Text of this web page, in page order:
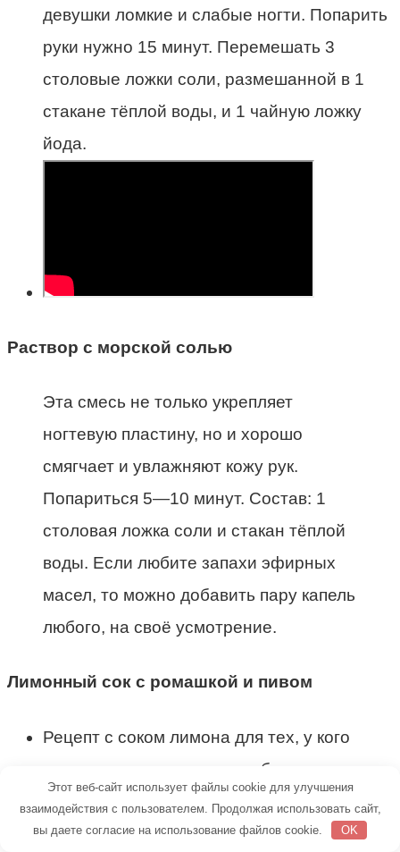
девушки ломкие и слабые ногти. Попарить
руки нужно 15 минут. Перемешать 3
столовые ложки соли, размешанной в 1
стакане тёплой воды, и 1 чайную ложку
йода.
Раствор с морской солью
Эта смесь не только укрепляет
ногтевую пластину, но и хорошо
смягчает и увлажняют кожу рук.
Попариться 5—10 минут. Состав: 1
столовая ложка соли и стакан тёплой
воды. Если любите запахи эфирных
масел, то можно добавить пару капель
любого, на своё усмотрение.
Лимонный сок с ромашкой и пивом
Рецепт с соком лимона для тех, у кого
пожелтевшие ноготки и грубые руки.
Опустить в него руки на 15 минут. Состав:
полстакана тёплого растительного масла,
Этот веб-сайт использует файлы cookie для улучшения
взаимодействия с пользователем. Продолжая использовать сайт,
вы даете согласие на использование файлов cookie.
OK